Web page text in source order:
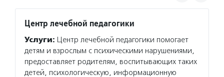
Центр лечебной педагогики
Услуги: Центр лечебной педагогики помогает
детям и взрослым с психическими нарушениями,
предоставляет родителям, воспитывающих таких
детей, психологическую, информационную